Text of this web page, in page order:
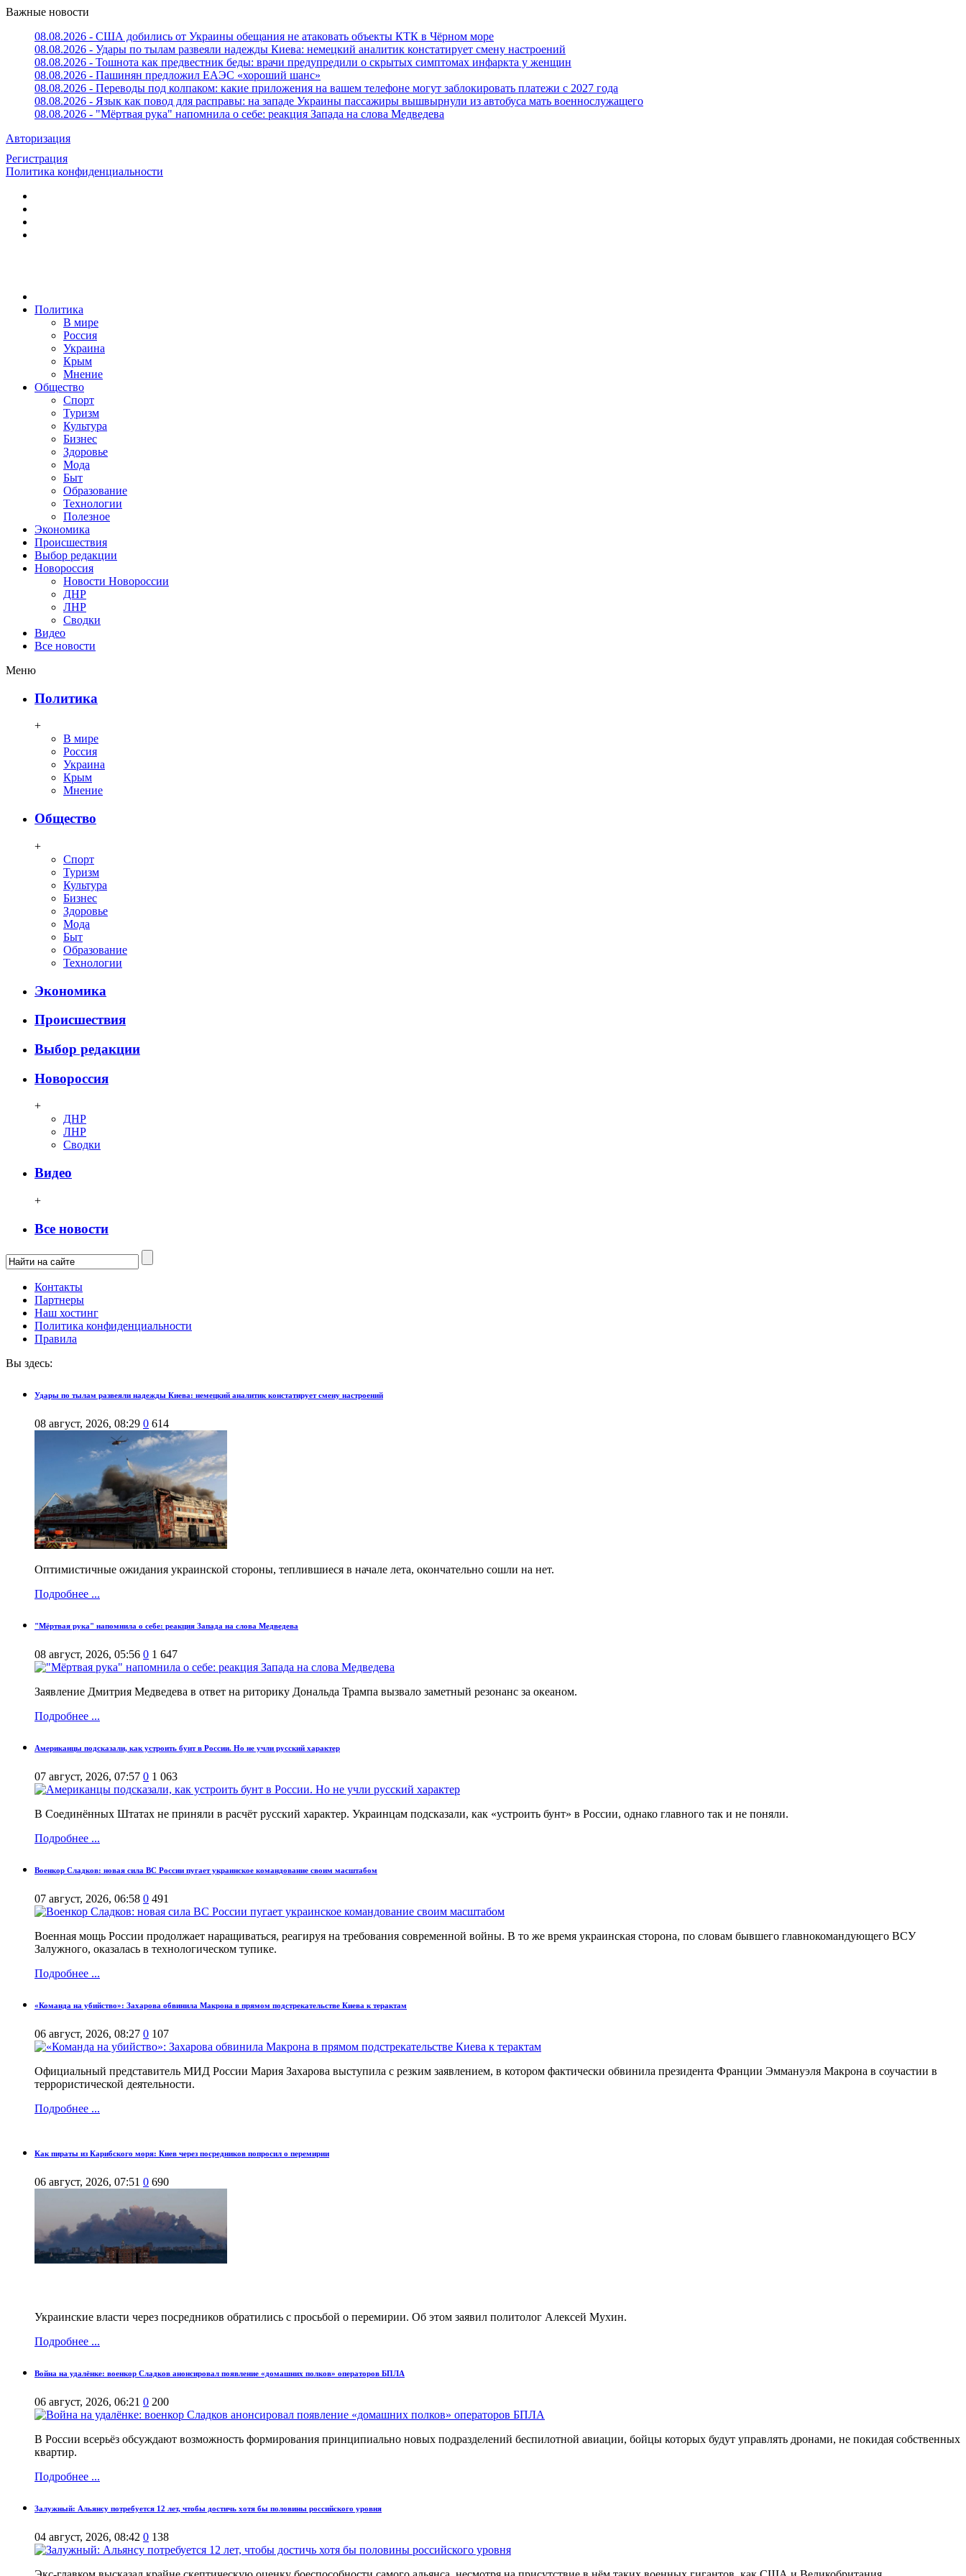
Важные новости
08.08.2026 - США добились от Украины обещания не атаковать объекты КТК в Чёрном море
08.08.2026 - Удары по тылам развеяли надежды Киева: немецкий аналитик констатирует смену настроений
08.08.2026 - Тошнота как предвестник беды: врачи предупредили о скрытых симптомах инфаркта у женщин
08.08.2026 - Пашинян предложил ЕАЭС «хороший шанс»
08.08.2026 - Переводы под колпаком: какие приложения на вашем телефоне могут заблокировать платежи с 2027 года
08.08.2026 - Язык как повод для расправы: на западе Украины пассажиры вышвырнули из автобуса мать военнослужащего
08.08.2026 - "Мёртвая рука" напомнила о себе: реакция Запада на слова Медведева
Авторизация
Регистрация
Политика конфиденциальности
Политика
В мире
Россия
Украина
Крым
Мнение
Общество
Спорт
Туризм
Культура
Бизнес
Здоровье
Мода
Быт
Образование
Технологии
Полезное
Экономика
Происшествия
Выбор редакции
Новороссия
Новости Новороссии
ДНР
ЛНР
Сводки
Видео
Все новости
Меню
Политика
+
В мире
Россия
Украина
Крым
Мнение
Общество
+
Спорт
Туризм
Культура
Бизнес
Здоровье
Мода
Быт
Образование
Технологии
Экономика
Происшествия
Выбор редакции
Новороссия
+
ДНР
ЛНР
Сводки
Видео
+
Все новости
Контакты
Партнеры
Наш хостинг
Политика конфиденциальности
Правила
Вы здесь:
Удары по тылам развеяли надежды Киева: немецкий аналитик констатирует смену настроений
08 август, 2026, 08:29 0 614
Оптимистичные ожидания украинской стороны, теплившиеся в начале лета, окончательно сошли на нет.
Подробнее ...
"Мёртвая рука" напомнила о себе: реакция Запада на слова Медведева
08 август, 2026, 05:56 0 1 647
Заявление Дмитрия Медведева в ответ на риторику Дональда Трампа вызвало заметный резонанс за океаном.
Подробнее ...
Американцы подсказали, как устроить бунт в России. Но не учли русский характер
07 август, 2026, 07:57 0 1 063
В Соединённых Штатах не приняли в расчёт русский характер. Украинцам подсказали, как «устроить бунт» в России, однако главного так и не поняли.
Подробнее ...
Военкор Сладков: новая сила ВС России пугает украинское командование своим масштабом
07 август, 2026, 06:58 0 491
Военная мощь России продолжает наращиваться, реагируя на требования современной войны. В то же время украинская сторона, по словам бывшего главнокомандующего ВСУ
Залужного, оказалась в технологическом тупике.
Подробнее ...
«Команда на убийство»: Захарова обвинила Макрона в прямом подстрекательстве Киева к терактам
06 август, 2026, 08:27 0 107
Официальный представитель МИД России Мария Захарова выступила с резким заявлением, в котором фактически обвинила президента Франции Эммануэля Макрона в соучастии в
террористической деятельности.
Подробнее ...
Как пираты из Карибского моря: Киев через посредников попросил о перемирии
06 август, 2026, 07:51 0 690
Украинские власти через посредников обратились с просьбой о перемирии. Об этом заявил политолог Алексей Мухин.
Подробнее ...
Война на удалёнке: военкор Сладков анонсировал появление «домашних полков» операторов БПЛА
06 август, 2026, 06:21 0 200
В России всерьёз обсуждают возможность формирования принципиально новых подразделений беспилотной авиации, бойцы которых будут управлять дронами, не покидая собственных
квартир.
Подробнее ...
Залужный: Альянсу потребуется 12 лет, чтобы достичь хотя бы половины российского уровня
04 август, 2026, 08:42 0 138